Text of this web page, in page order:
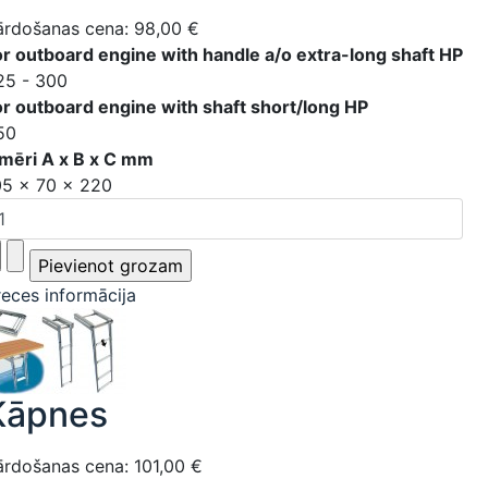
cena: 98,00 €
outboard engine with handle a/o extra-long shaft HP
- 300
outboard engine with shaft short/long HP
A x B x C mm
x 70 x 220
informācija
cena: 101,00 €